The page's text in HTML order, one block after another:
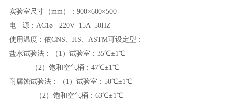
实验室尺寸（mm）：900×600×500
电
源： AC1ø 220V 15A 50HZ
使用温度：依CNS、JIS、ASTM可设定型：
盐水试验法：（ 1）试验室：35℃±1℃
（ 2）饱和空气桶：47℃±1℃
耐腐蚀试验法：（ 1）试验室：50℃±1℃
（ 2）饱和空气桶：63℃±1℃